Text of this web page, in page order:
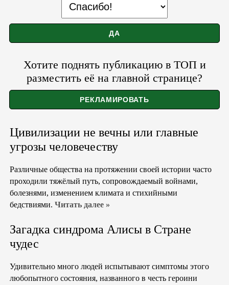
Хотите поднять публикацию в ТОП и
разместить её на главной странице?
Цивилизации не вечны или главные
угрозы человечеству
Различные общества на протяжении своей истории часто
проходили тяжёлый путь, сопровождаемый войнами,
болезнями, изменением климата и стихийными
бедствиями. Читать далее »
Загадка синдрома Алисы в Стране
чудес
Удивительно много людей испытывают симптомы этого
любопытного состояния, названного в честь героини